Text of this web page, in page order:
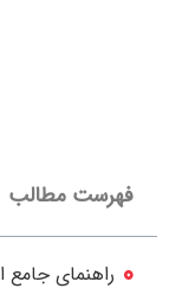
فهرست مطالب
راهنمای جامع